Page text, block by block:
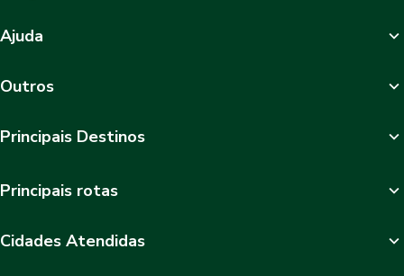
Ajuda
Outros
Principais Destinos
Principais rotas
Cidades Atendidas